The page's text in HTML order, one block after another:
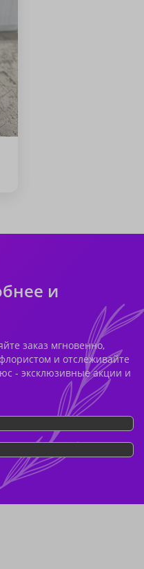
и
заказ мгновенно,
и отслеживайте
- эксклюзивные акции и